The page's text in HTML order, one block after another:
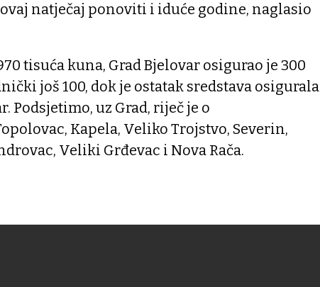
natječaj ponoviti i iduće godine, naglasio
tisuća kuna, Grad Bjelovar osigurao je 300
još 100, dok je ostatak sredstava osigurala
Podsjetimo, uz Grad, riječ je o
Kapela, Veliko Trojstvo, Severin,
Veliki Grđevac i Nova Rača.